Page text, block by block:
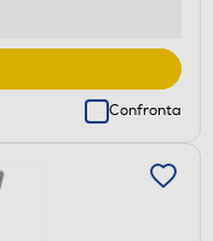
Confronta